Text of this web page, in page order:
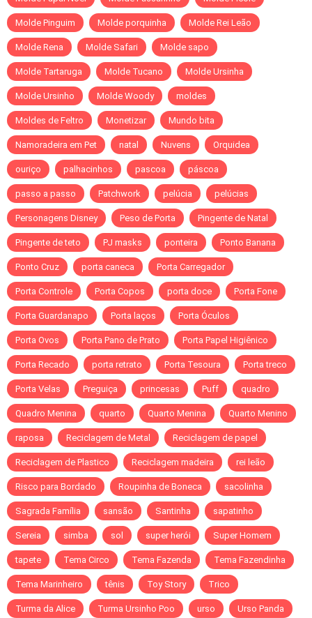
Molde Pinguim Molde porquinha Molde Rei Leão
Molde Rena Molde Safari Molde sapo
Molde Tartaruga Molde Tucano Molde Ursinha
Molde Ursinho Molde Woody moldes
Moldes de Feltro Monetizar Mundo bita
Namoradeira em Pet natal Nuvens Orquidea
ouriço palhacinhos pascoa páscoa
passo a passo Patchwork pelúcia pelúcias
Personagens Disney Peso de Porta Pingente de Natal
Pingente de teto PJ masks ponteira Ponto Banana
Ponto Cruz porta caneca Porta Carregador
Porta Controle Porta Copos porta doce Porta Fone
Porta Guardanapo Porta laços Porta Óculos
Porta Ovos Porta Pano de Prato Porta Papel Higiênico
Porta Recado porta retrato Porta Tesoura Porta treco
Porta Velas Preguiça princesas Puff quadro
Quadro Menina quarto Quarto Menina Quarto Menino
raposa Reciclagem de Metal Reciclagem de papel
Reciclagem de Plastico Reciclagem madeira rei leão
Risco para Bordado Roupinha de Boneca sacolinha
Sagrada Família sansão Santinha sapatinho
Sereia simba sol super herói Super Homem
tapete Tema Circo Tema Fazenda Tema Fazendinha
Tema Marinheiro tênis Toy Story Trico
Turma da Alice Turma Ursinho Poo urso Urso Panda